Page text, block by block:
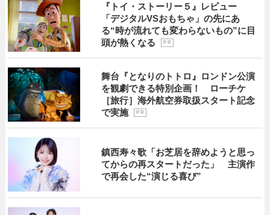
『トイ・ストーリー５』レビュー
「デジタルVSおもちゃ」の先にあ
る“時が流れても変わらないもの”に目
頭が熱くなる
P R
舞台『となりのトトロ』ロンドン公演
を観劇できる特別企画！ ローチケ
［旅行］海外航空券取扱スタート記念
で実施
P R
鎮西寿々歌「お芝居を辞めようと思っ
てからの再スタートだった」 主演作
で再会した“演じる喜び”